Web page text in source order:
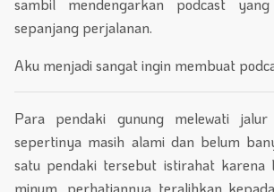
sambil mendengarkan podcast
sepanjang perjalanan.
Aku menjadi sangat ingin membuat
Para pendaki gunung melewati
sepertinya masih alami dan belum
satu pendaki tersebut istirahat karena
minum, perhatiannya teralihkan